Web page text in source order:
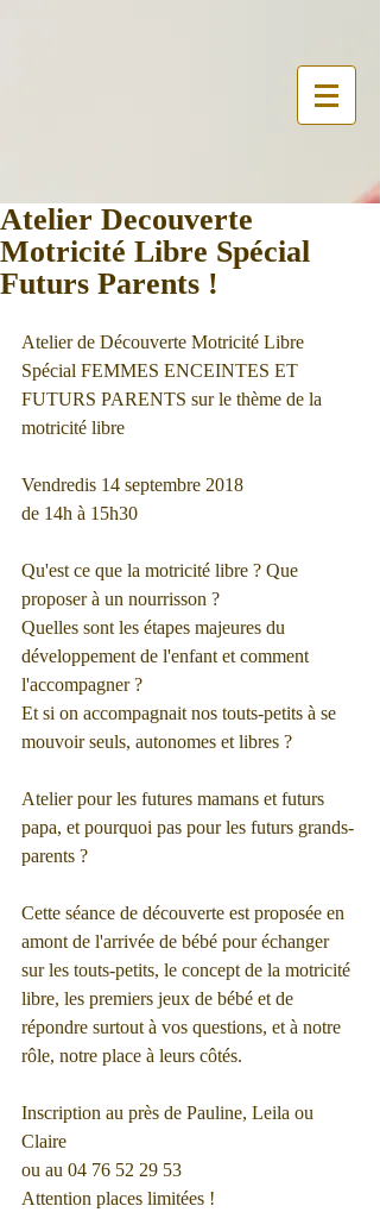
Atelier Decouverte
Motricité Libre Spécial
Futurs Parents !
Atelier de Découverte Motricité Libre
Spécial FEMMES ENCEINTES ET
FUTURS PARENTS sur le thème de la
motricité libre
Vendredis 14 septembre 2018
de 14h à 15h30
​Qu'est ce que la motricité libre ? Que
proposer à un nourrisson ?
Quelles sont les étapes majeures du
développement de l'enfant et comment
l'accompagner ?
Et si on accompagnait nos touts-petits à se
mouvoir seuls, autonomes et libres ?
Atelier pour les futures mamans et futurs
papa, et pourquoi pas pour les futurs grands-
parents ?
Cette séance de découverte est proposée en
amont de l'arrivée de bébé pour échanger
sur les touts-petits, le concept de la motricité
libre, les premiers jeux de bébé et de
répondre surtout à vos questions, et à notre
rôle, notre place à leurs côtés.
Inscription au près de Pauline, Leila ou
Claire
ou au 04 76 52 29 53
Attention places limitées !